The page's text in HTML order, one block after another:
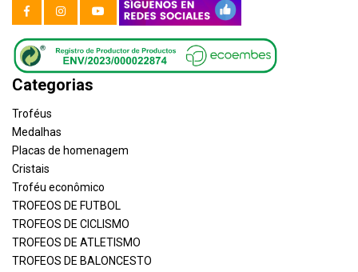
Categorias
Troféus
Medalhas
Placas de homenagem
Cristais
Troféu econômico
TROFEOS DE FUTBOL
TROFEOS DE CICLISMO
TROFEOS DE ATLETISMO
TROFEOS DE BALONCESTO